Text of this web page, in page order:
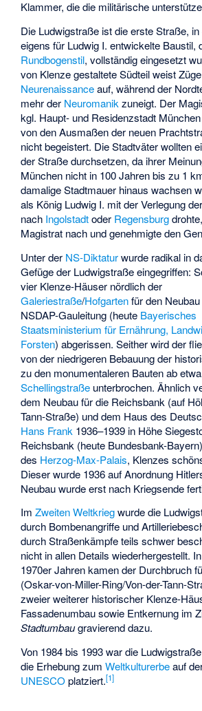
Klammer, die die militärische
Die Ludwigstraße ist die erste Straße,
eigens für Ludwig I. entwickelte Baustil,
Rundbogenstil, vollständig eingesetzt
von Klenze gestaltete Südteil weist
Neurenaissanceauf, während der
mehr der Neuromanik zuneigt. Der
kgl. Haupt- und Residenzstadt
von den Ausmaßen der neuen
nicht begeistert. Die Stadtväter wollten
der Straße durchsetzen, da ihrer
München nicht in 100 Jahren bis zu 1
damalige Stadtmauer hinaus wachsen
als König Ludwig I. mit der Verlegung
nach Ingolstadtoder Regensburg
Magistrat nach und genehmigte den
Unter der NS-Diktaturwurde radikal in
Gefüge der Ludwigstraße eingegriffen:
vier Klenze-Häuser nördlich der
Galeriestraße/Hofgartenfür den
NSDAP-Gauleitung (heute Bayerisches
Staatsministerium für Ernährung,
Forsten) abgerissen. Seither wird der
von der niedrigeren Bebauung der
zu den monumentaleren Bauten ab
Schellingstraße unterbrochen. Ähnlich
dem Neubau für die Reichsbank (auf
Tann-Straße) und dem Haus des
Hans Frank 1936–1939 in Höhe
Reichsbank (heute Bundesbank-
des Herzog-Max-Palais, Klenzes
Dieser wurde 1936 auf Anordnung
Neubau wurde erst nach Kriegsende
ImZweiten Weltkriegwurde die
durch Bombenangriffe und
durch Straßenkämpfe teils schwer
nicht in allen Details wiederhergestellt.
1970er Jahren kamen der Durchbruch
(Oskar-von-Miller-Ring/Von-der-Tann-
zweier weiterer historischer Klenze-
Fassadenumbau sowie Entkernung im
Stadtumbaugravierend dazu.
Von 1984 bis 1993 war die
die Erhebung zumWeltkulturerbeauf
UNESCOplatziert.[1]